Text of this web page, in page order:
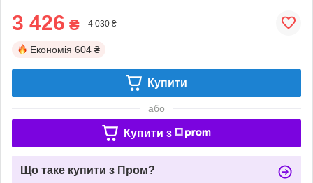
3 426 ₴ 4 030 ₴
Економія 604 ₴
Купити
або
Купити з
Що таке купити з Пром?